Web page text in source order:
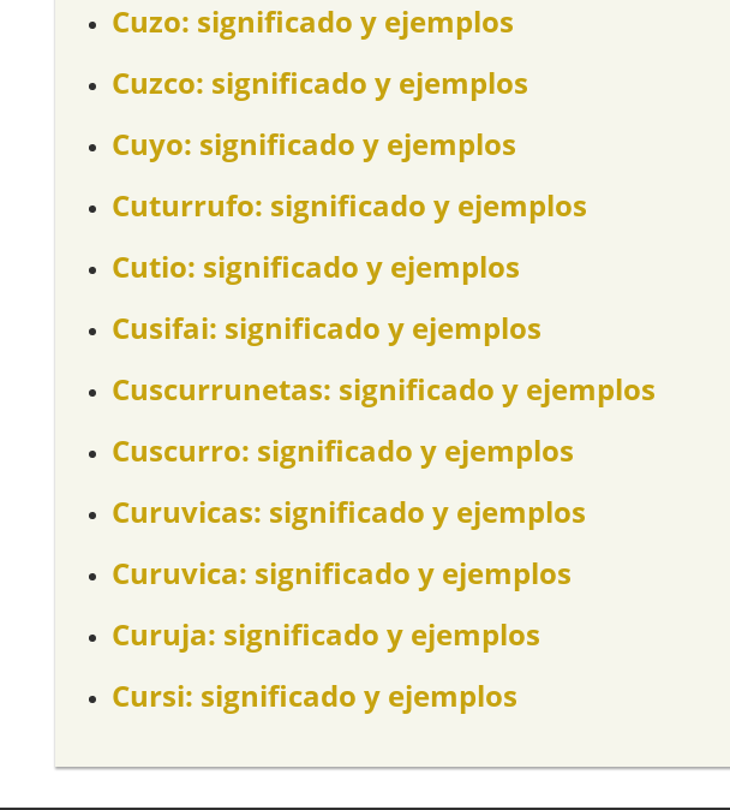
Cuzo: significado y ejemplos
Cuzco: significado y ejemplos
Cuyo: significado y ejemplos
Cuturrufo: significado y ejemplos
Cutio: significado y ejemplos
Cusifai: significado y ejemplos
Cuscurrunetas: significado y ejemplos
Cuscurro: significado y ejemplos
Curuvicas: significado y ejemplos
Curuvica: significado y ejemplos
Curuja: significado y ejemplos
Cursi: significado y ejemplos